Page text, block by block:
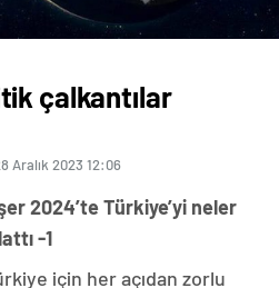
çalkantılar
Aralık 2023 12:06
2024’te Türkiye’yi neler
-1
için her açıdan zorlu